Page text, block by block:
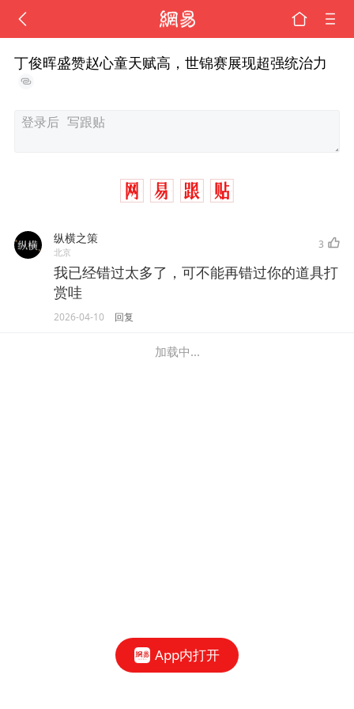
丁俊晖盛赞赵心童天赋高，世锦赛展现超强统治力
纵横之策
北京
3
我已经错过太多了，可不能再错过你的道具打
赏哇
2026-04-10 回复
加载中...
App内打开